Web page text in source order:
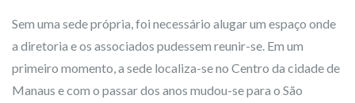
Sem uma sede própria, foi necessário alugar um espaço onde
a diretoria e os associados pudessem reunir-se. Em um
primeiro momento, a sede localiza-se no Centro da cidade de
Manaus e com o passar dos anos mudou-se para o São